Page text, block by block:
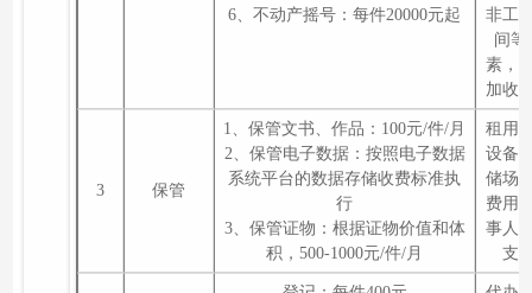
6、不动产摇号：每件20000元起
非工
间等
素，
加收
3 保管
1、保管文书、作品：100元/件/月
2、保管电子数据：按照电子数据
系统平台的数据存储收费标准执
行
3、保管证物：根据证物价值和体
积，500-1000元/件/月
租用
设备
储场
费用
事人
支